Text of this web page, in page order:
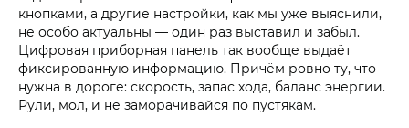
кнопками, а другие настройки, как мы уже выяснили,
не особо актуальны — один раз выставил и забыл.
Цифровая приборная панель так вообще выдаёт
фиксированную информацию. Причём ровно ту, что
нужна в дороге: скорость, запас хода, баланс энергии.
Рули, мол, и не заморачивайся по пустякам.